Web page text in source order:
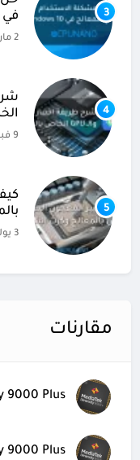
3
في Windows 10
2 مارس 2023
4
9 فبراير 2023
5
3 يوليو 2022
مقارنات
9000 Plus